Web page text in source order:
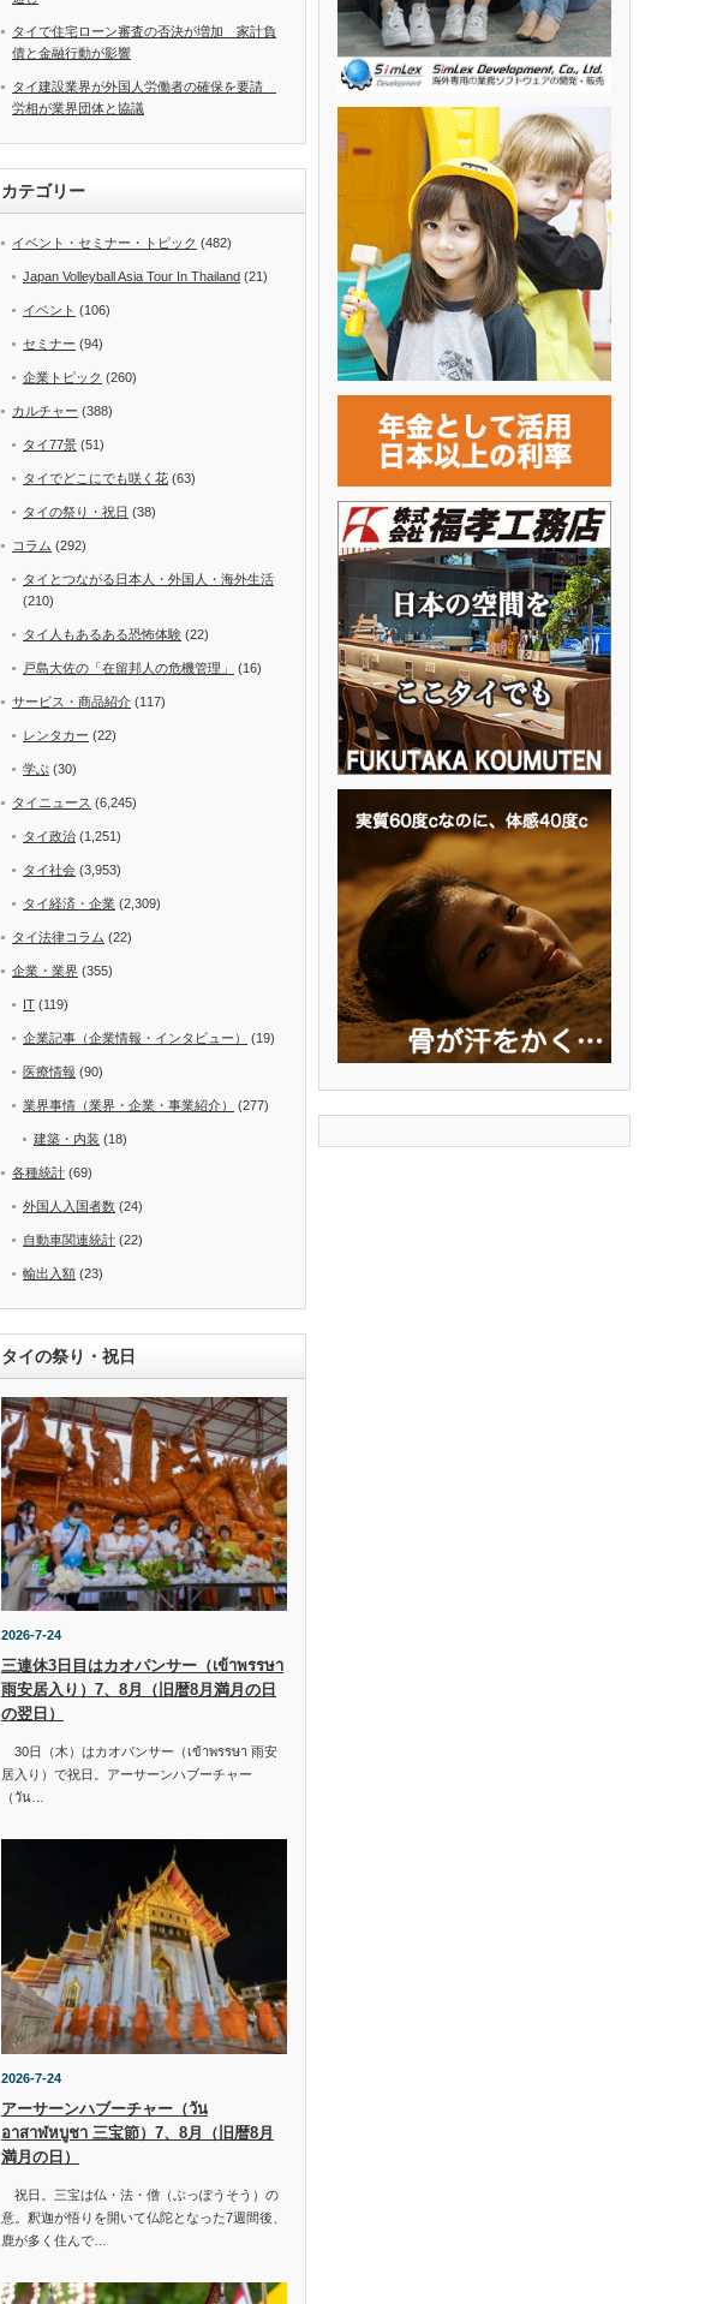
タイで住宅ローン審査の否決が増加 家計負
債と金融行動が影響
タイ建設業界が外国人労働者の確保を要請
労相が業界団体と協議
カテゴリー
イベント・セミナー・トピック (482)
Japan Volleyball Asia Tour In Thailand (21)
イベント (106)
セミナー (94)
企業トピック (260)
カルチャー (388)
タイ77景 (51)
タイでどこにでも咲く花 (63)
タイの祭り・祝日 (38)
コラム (292)
タイとつながる日本人・外国人・海外生活
(210)
タイ人もあるある恐怖体験 (22)
戸島大佐の「在留邦人の危機管理」 (16)
サービス・商品紹介 (117)
レンタカー (22)
学ぶ (30)
タイニュース (6,245)
タイ政治 (1,251)
タイ社会 (3,953)
タイ経済・企業 (2,309)
タイ法律コラム (22)
企業・業界 (355)
IT (119)
企業記事（企業情報・インタビュー） (19)
医療情報 (90)
業界事情（業界・企業・事業紹介） (277)
建築・内装 (18)
各種統計 (69)
外国人入国者数 (24)
自動車関連統計 (22)
輸出入額 (23)
タイの祭り・祝日
2026-7-24
三連休3日目はカオパンサー（เข้าพรรษา
雨安居入り）7、8月（旧暦8月満月の日
の翌日）
30日（木）はカオパンサー（เข้าพรรษา 雨安
居入り）で祝日。アーサーンハブーチャー
（วัน…
2026-7-24
アーサーンハブーチャー（วัน
อาสาฬหบูชา 三宝節）7、8月（旧暦8月
満月の日）
祝日。三宝は仏・法・僧（ぶっぽうそう）の
意。釈迦が悟りを開いて仏陀となった7週間後、
鹿が多く住んで…